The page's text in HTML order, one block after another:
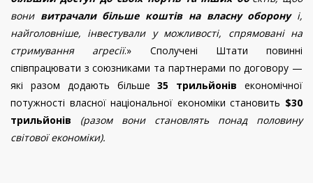
вони витрачали більше коштів на власну оборонуі,
найголовніше, інвестували у можливості, спрямовані на
стримування агресії.» Сполучені Штати повинні
співпрацювати з союзниками та партнерами по договору —
які разом додають більше35 трильйонівекономічної
потужності власної національної економіки становить $30
трильйонів (разом вони становлять понад половину
світової економіки).